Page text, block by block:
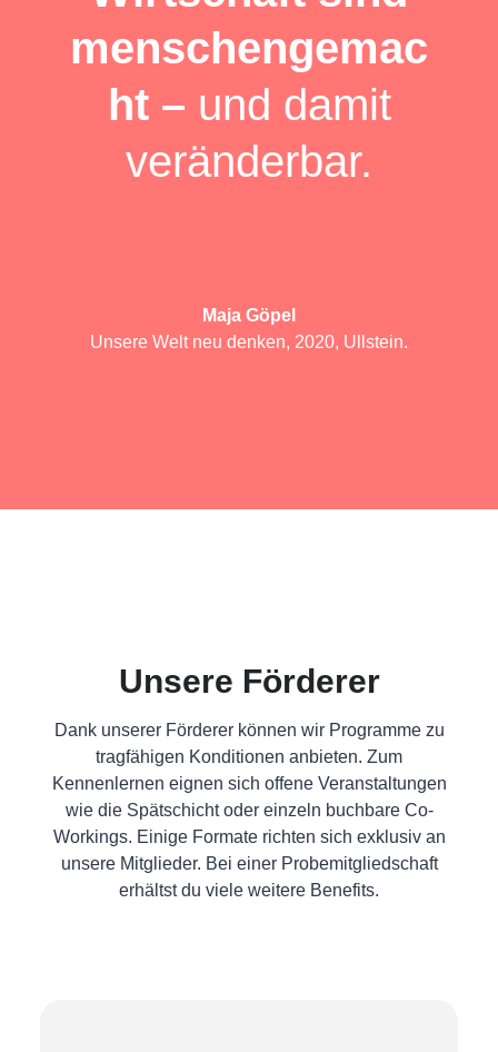
menschengemac
ht – und damit
veränderbar.
Maja Göpel
Unsere Welt neu denken, 2020, Ullstein.
Unsere Förderer
Dank unserer Förderer können wir Programme zu
tragfähigen Konditionen anbieten. Zum
Kennenlernen eignen sich offene Veranstaltungen
wie die Spätschicht oder einzeln buchbare Co-
Workings. Einige Formate richten sich exklusiv an
unsere Mitglieder. Bei einer Probemitgliedschaft
erhältst du viele weitere Benefits.